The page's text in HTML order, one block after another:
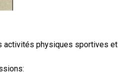
activités physiques sportives et